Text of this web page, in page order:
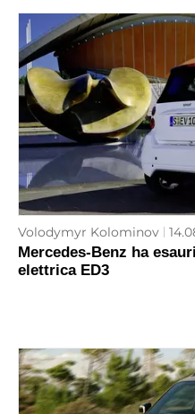
Volodymyr Kolominov
Mercedes-Benz ha
elettrica ED3